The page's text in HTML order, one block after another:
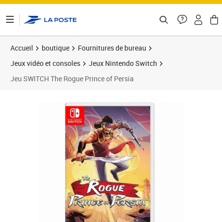
Accueil boutique
Fournitures de bureau
Jeux vidéo et consoles
Jeux Nintendo Switch
Jeu SWITCH The Rogue Prince of Persia